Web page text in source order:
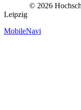
© 2026
Leipzig
MobileNavi